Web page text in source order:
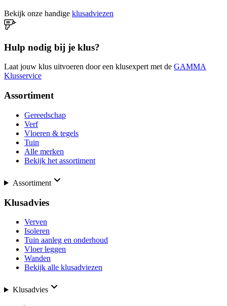
Bekijk onze handige klusadviezen
Hulp nodig bij je klus?
Laat jouw klus uitvoeren door een klusexpert met de GAMMA
Klusservice
Assortiment
Gereedschap
Verf
Vloeren & tegels
Tuin
Alle merken
Bekijk het assortiment
Assortiment
Klusadvies
Verven
Isoleren
Tuin aanleg en onderhoud
Vloer leggen
Wanden
Bekijk alle klusadviezen
Klusadvies